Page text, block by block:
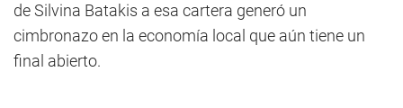
de Silvina Batakis a esa cartera generó un
cimbronazo en la economía local que aún tiene un
final abierto.